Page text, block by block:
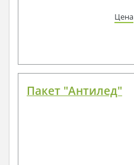
Цена
Пакет "Антилед"